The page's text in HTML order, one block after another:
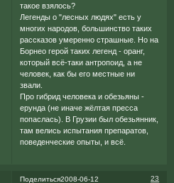
такое взялось?
Легенды о "лесных людях" есть у
многих народов, большинство таких
рассказов умеренно страшные. Но на
Борнео герой таких легенд - оранг,
который всё-таки антропоид, а не
человек, как бы его местные ни
звали.
Про гибрид человека и обезьяны -
ерунда (не иначе жёлтая пресса
попаслась). В Грузии был обезьянник,
там велись испытания препаратов,
поведенческие опыты, и всё.
Поделиться 23
2008-06-12